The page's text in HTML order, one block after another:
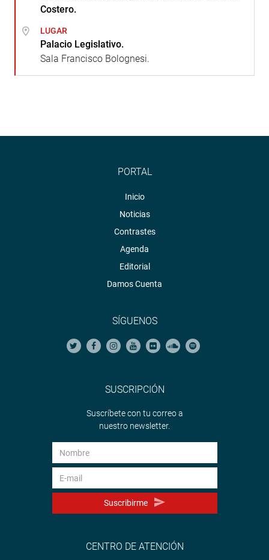
Costero.
LUGAR
Palacio Legislativo.
Sala Francisco Bolognesi.
PORTAL
Inicio
Noticias
Contrastes
Agenda
Editorial
Damos Cuenta
SÍGUENOS
SUSCRIPCIÓN
Suscríbete con tu correo a
nuestro newsletter.
Suscribirme
CENTRO DE ATENCIÓN